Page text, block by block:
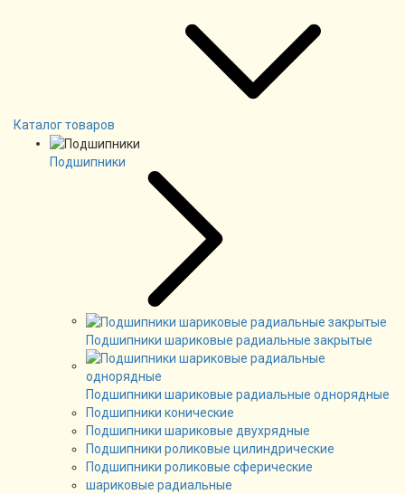
Каталог товаров
Подшипники
Подшипники шариковые радиальные закрытые
Подшипники шариковые радиальные однорядные
Подшипники конические
Подшипники шариковые двухрядные
Подшипники роликовые цилиндрические
Подшипники роликовые сферические
шариковые радиальные